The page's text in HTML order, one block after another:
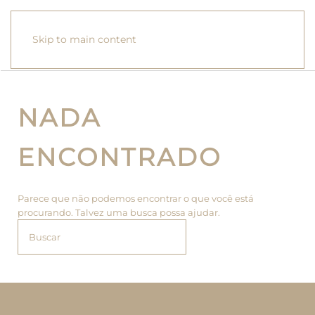
Skip to main content
NADA
ENCONTRADO
Parece que não podemos encontrar o que você está
procurando. Talvez uma busca possa ajudar.